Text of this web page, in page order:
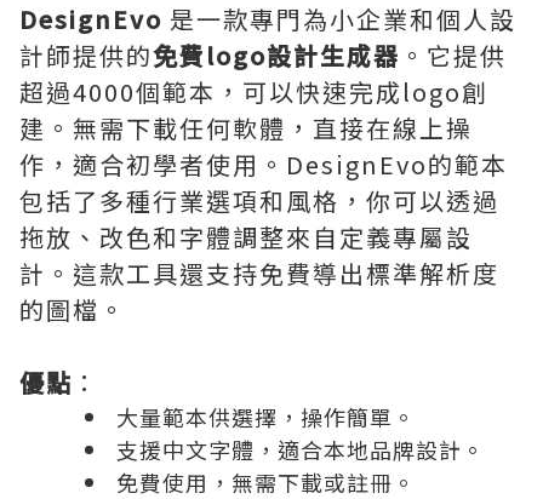
DesignEvo 是一款專門為小企業和個人設
計師提供的免費logo設計生成器 。它提供
超過4000個範本，可以快速完成logo創
建。無需下載任何軟體，直接在線上操
作，適合初學者使用。DesignEvo的範本
包括了多種行業選項和風格，你可以透過
拖放、改色和字體調整來自定義專屬設
計。這款工具還支持免費導出標準解析度
的圖檔。
優點 ：
大量範本供選擇，操作簡單。
支援中文字體，適合本地品牌設計。
免費使用，無需下載或註冊。